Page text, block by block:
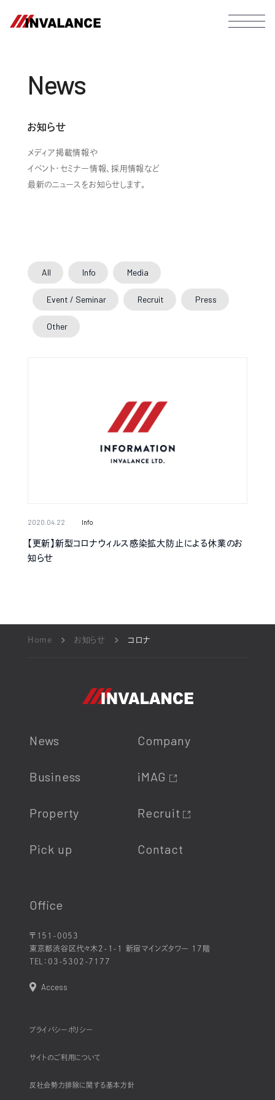
News
お知らせ
メディア掲載情報や
イベント・セミナー情報、採用情報など
最新のニュースをお知らせします。
All Info Media
Event / Seminar Recruit Press
Other
2020.04.22 Info
【更新】新型コロナウィルス感染拡大防止による休業のお
知らせ
Home お知らせ コロナ
News
Business
Property
Pick up
Company
iMAG
Recruit
Contact
Office
〒151-0053
東京都渋谷区代々木2-1-1 新宿マインズタワー 17階
TEL： 03-5302-7177
Access
プライバシーポリシー
サイトのご利用について
反社会勢力排除に関する基本方針